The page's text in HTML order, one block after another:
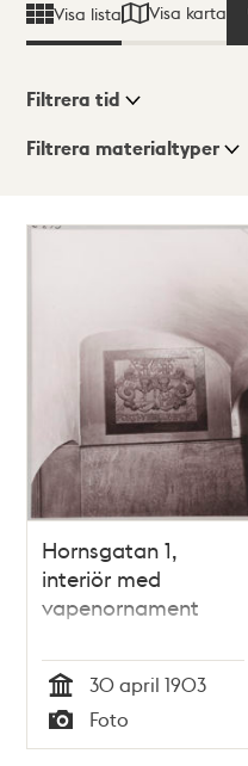
Visa lista Visa karta
Visningsläge
Filtrera tid
Filtrera materialtyper
träffar
Hornsgatan 1,
interiör med
vapenornament
Tid
30 april 1903
Typ
Foto